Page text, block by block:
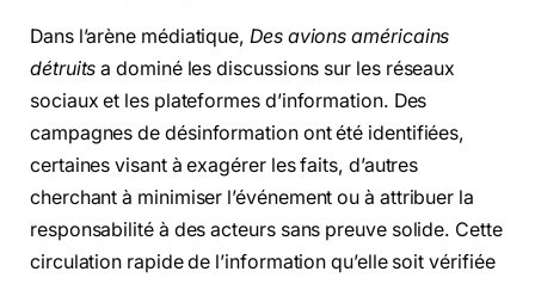
Dans l’arène médiatique,Des avions américains
détruits a dominé les discussions sur les réseaux
sociaux et les plateformes d’information. Des
campagnes de désinformation ont été identifiées,
certaines visant à exagérer les faits, d’autres
cherchant à minimiser l’événement ou à attribuer la
responsabilité à des acteurs sans preuve solide. Cette
circulation rapide de l’information qu’elle soit vérifiée